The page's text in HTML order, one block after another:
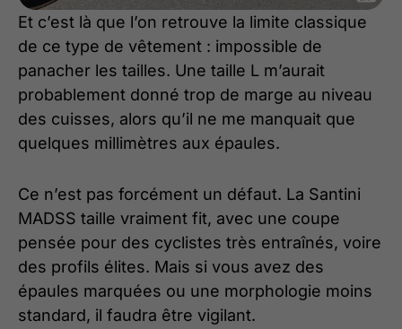
Et c’est là que l’on retrouve la limite classique
de ce type de vêtement : impossible de
panacher les tailles. Une taille L m’aurait
probablement donné trop de marge au niveau
des cuisses, alors qu’il ne me manquait que
quelques millimètres aux épaules.
Ce n’est pas forcément un défaut. La Santini
MADSS taille vraiment fit, avec une coupe
pensée pour des cyclistes très entraînés, voire
des profils élites. Mais si vous avez des
épaules marquées ou une morphologie moins
standard, il faudra être vigilant.